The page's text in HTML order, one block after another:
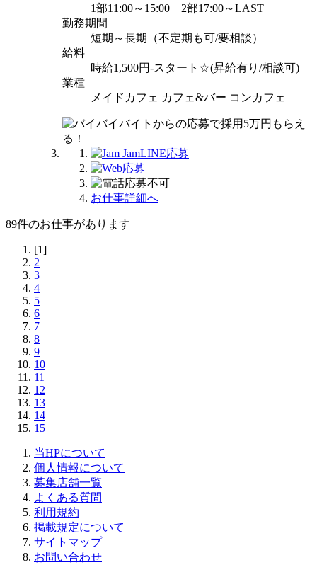
1部11:00～15:00 2部17:00～LAST
勤務期間
短期～長期（不定期も可/要相談）
給料
時給1,500円-スタート☆(昇給有り/相談可)
業種
メイドカフェ カフェ&バー コンカフェ
お仕事詳細へ
89件のお仕事があります
[1]
2
3
4
5
6
7
8
9
10
11
12
13
14
15
当HPについて
個人情報について
募集店舗一覧
よくある質問
利用規約
掲載規定について
サイトマップ
お問い合わせ